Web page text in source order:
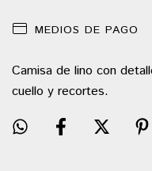
MEDIOS DE PAGO
Camisa de lino con
cuello y recortes.